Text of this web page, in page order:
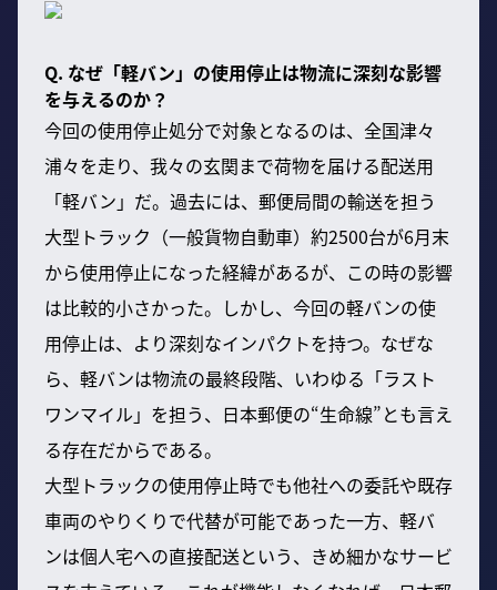
Q. なぜ「軽バン」の使用停止は物流に深刻な影響
を与えるのか？
今回の使用停止処分で対象となるのは、全国津々
浦々を走り、我々の玄関まで荷物を届ける配送用
「軽バン」だ。過去には、郵便局間の輸送を担う
大型トラック（一般貨物自動車）約2500台が6月末
から使用停止になった経緯があるが、この時の影響
は比較的小さかった。しかし、今回の軽バンの使
用停止は、より深刻なインパクトを持つ。なぜな
ら、軽バンは物流の最終段階、いわゆる「ラスト
ワンマイル」を担う、日本郵便の“生命線”とも言え
る存在だからである。
大型トラックの使用停止時でも他社への委託や既存
車両のやりくりで代替が可能であった一方、軽バ
ンは個人宅への直接配送という、きめ細かなサービ